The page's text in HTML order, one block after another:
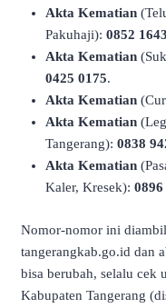
Akta Kematian
Pakuhaji):0852
Akta Kematian
0425 0175.
Akta Kematian
Akta Kematian
Tangerang):0838
Akta Kematian
Kaler, Kresek):0896
Nomor-nomor ini
tangerangkab.go.id dan
bisa berubah, selalu cek
Kabupaten Tangerang